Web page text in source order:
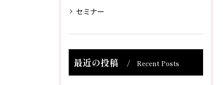
セミナー
最近の投稿 Recent Posts